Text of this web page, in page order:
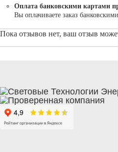
Оплата банковскими картами
Вы оплачиваете заказ
Пока отзывов нет, ваш отзыв